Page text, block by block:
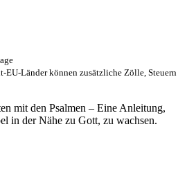
EU-Länder können zusätzliche Zölle, Steuern
mit den Psalmen – Eine Anleitung,
in der Nähe zu Gott, zu wachsen.